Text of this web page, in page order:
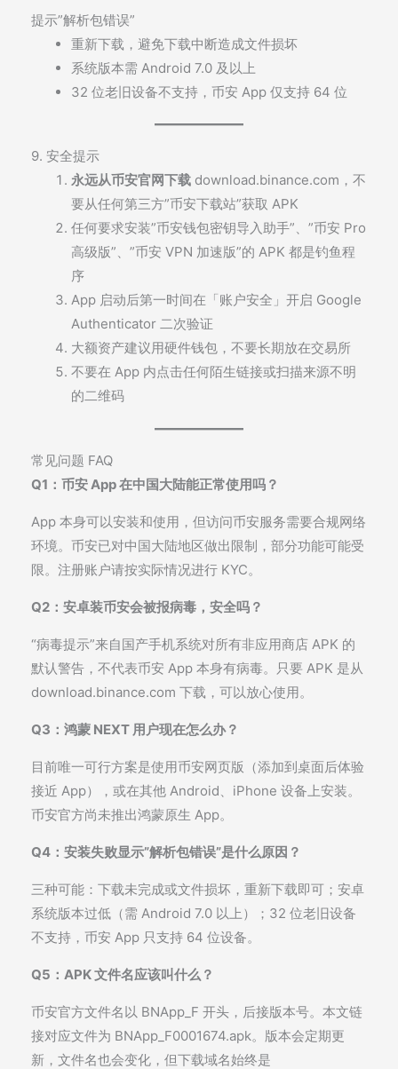
提示”解析包错误”
重新下载，避免下载中断造成文件损坏
系统版本需 Android 7.0 及以上
32 位老旧设备不支持，币安 App 仅支持 64 位
9. 安全提示
永远从币安官网下载 download.binance.com ，不
要从任何第三方”币安下载站”获取 APK
任何要求安装”币安钱包密钥导入助手”、”币安 Pro
高级版”、”币安 VPN 加速版”的 APK 都是钓鱼程
序
App 启动后第一时间在「账户安全」开启 Google
Authenticator 二次验证
大额资产建议用硬件钱包，不要长期放在交易所
不要在 App 内点击任何陌生链接或扫描来源不明
的二维码
常见问题 FAQ
Q1：币安 App 在中国大陆能正常使用吗？
App 本身可以安装和使用，但访问币安服务需要合规网络
环境。币安已对中国大陆地区做出限制，部分功能可能受
限。注册账户请按实际情况进行 KYC。
Q2：安卓装币安会被报病毒，安全吗？
“病毒提示”来自国产手机系统对所有非应用商店 APK 的
默认警告，不代表币安 App 本身有病毒。只要 APK 是从
download.binance.com 下载，可以放心使用。
Q3：鸿蒙 NEXT 用户现在怎么办？
目前唯一可行方案是使用币安网页版（添加到桌面后体验
接近 App），或在其他 Android、iPhone 设备上安装。
币安官方尚未推出鸿蒙原生 App。
Q4：安装失败显示”解析包错误”是什么原因？
三种可能：下载未完成或文件损坏，重新下载即可；安卓
系统版本过低（需 Android 7.0 以上）；32 位老旧设备
不支持，币安 App 只支持 64 位设备。
Q5：APK 文件名应该叫什么？
币安官方文件名以 BNApp_F 开头，后接版本号。本文链
接对应文件为 BNApp_F0001674.apk。版本会定期更
新，文件名也会变化，但下载域名始终是